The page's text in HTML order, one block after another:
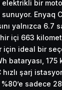
elektrikli bir
Enyaq
yalnızca 6.7
içi 663
için ideal bir
bataryası, 175
şarj
sadece